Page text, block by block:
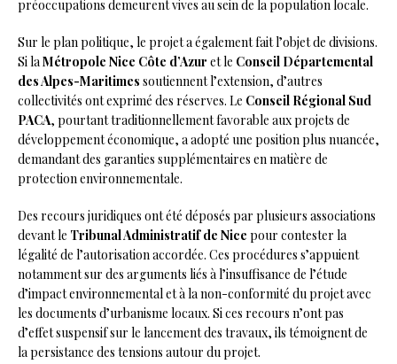
préoccupations demeurent vives au sein de la population locale.
Sur le plan politique, le projet a également fait l’objet de divisions.
Si la Métropole Nice Côte d’Azur et le Conseil Départemental
des Alpes-Maritimes soutiennent l’extension, d’autres
collectivités ont exprimé des réserves. Le Conseil Régional Sud
PACA, pourtant traditionnellement favorable aux projets de
développement économique, a adopté une position plus nuancée,
demandant des garanties supplémentaires en matière de
protection environnementale.
Des recours juridiques ont été déposés par plusieurs associations
devant le Tribunal Administratif de Nice pour contester la
légalité de l’autorisation accordée. Ces procédures s’appuient
notamment sur des arguments liés à l’insuffisance de l’étude
d’impact environnemental et à la non-conformité du projet avec
les documents d’urbanisme locaux. Si ces recours n’ont pas
d’effet suspensif sur le lancement des travaux, ils témoignent de
la persistance des tensions autour du projet.